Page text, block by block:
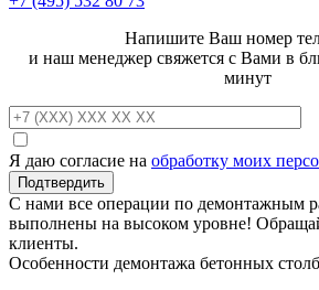
Напишите Ваш номер
и наш менеджер свяжется с Вами в
минут
Я даю согласие на обработку моих
С нами все операции по демонтажным
выполнены на высоком уровне!
клиенты.
Особенности демонтажа бетонных